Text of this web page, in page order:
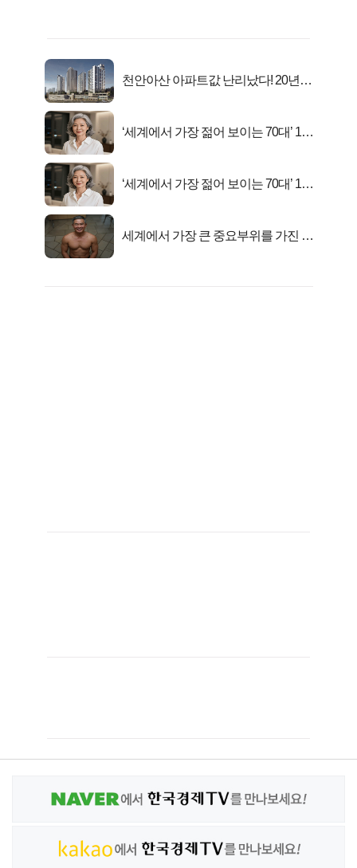
천안아산 아파트값 난리났다! 20년
‘세계에서 가장 젊어 보이는 70대’ 1위
‘세계에서 가장 젊어 보이는 70대’ 1위
세계에서 가장 큰 중요부위를 가진 남